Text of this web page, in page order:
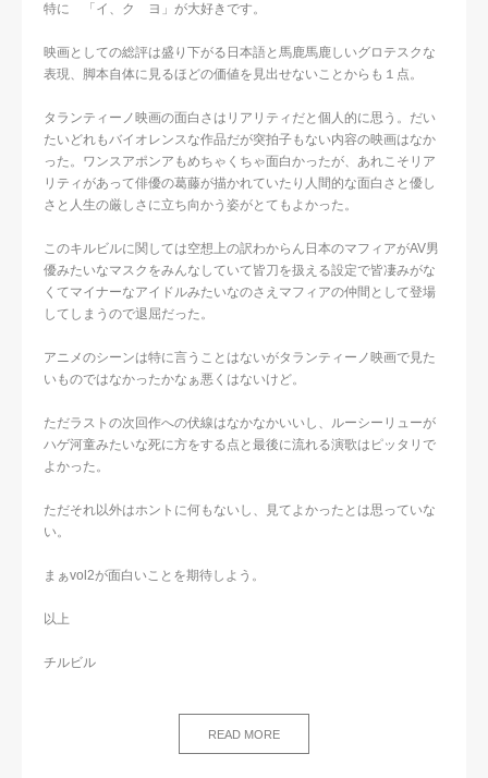
特に 「イ、ク ヨ」が大好きです。
映画としての総評は盛り下がる日本語と馬鹿馬鹿しいグロテスクな
表現、脚本自体に見るほどの価値を見出せないことからも１点。
タランティーノ映画の面白さはリアリティだと個人的に思う。だい
たいどれもバイオレンスな作品だが突拍子もない内容の映画はなか
った。ワンスアポンアもめちゃくちゃ面白かったが、あれこそリア
リティがあって俳優の葛藤が描かれていたり人間的な面白さと優し
さと人生の厳しさに立ち向かう姿がとてもよかった。
このキルビルに関しては空想上の訳わからん日本のマフィアがAV男
優みたいなマスクをみんなしていて皆刀を扱える設定で皆凄みがな
くてマイナーなアイドルみたいなのさえマフィアの仲間として登場
してしまうので退屈だった。
アニメのシーンは特に言うことはないがタランティーノ映画で見た
いものではなかったかなぁ悪くはないけど。
ただラストの次回作への伏線はなかなかいいし、ルーシーリューが
ハゲ河童みたいな死に方をする点と最後に流れる演歌はピッタリで
よかった。
ただそれ以外はホントに何もないし、見てよかったとは思っていな
い。
まぁvol2が面白いことを期待しよう。
以上
チルビル
READ MORE